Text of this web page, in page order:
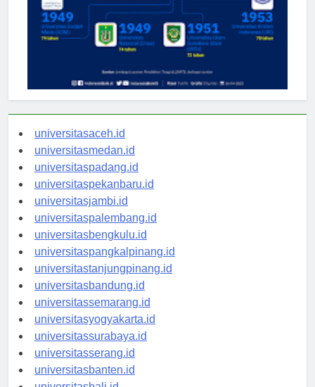
universitasaceh.id
universitasmedan.id
universitaspadang.id
universitaspekanbaru.id
universitasjambi.id
universitaspalembang.id
universitasbengkulu.id
universitaspangkalpinang.id
universitastanjungpinang.id
universitasbandung.id
universitassemarang.id
universitasyogyakarta.id
universitassurabaya.id
universitasserang.id
universitasbanten.id